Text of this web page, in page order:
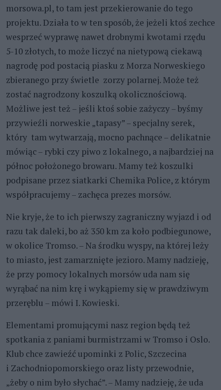
morsowa.pl, to tam jest przekierowanie do tego
projektu. Działa to w ten sposób, że jeżeli ktoś zechce
wesprzeć wyprawę nawet drobnymi kwotami rzędu
5-10 złotych, to może liczyć na nietypową ciekawą
nagrodę pod postacią piasku z Morza Norweskiego
zbieranego przy świetle zorzy polarnej. Może też
zostać nagrodzony koszulką okolicznościową.
Możliwe jest też – jeśli ktoś sobie zażyczy – byśmy
przywieźli norweskie „tapasy” – specjalny serek,
który tam wytwarzają, mocno pachnące – delikatnie
mówiąc – rybki czy piwo z lokalnego, a najbardziej na
północ położonego browaru. Mamy też koszulki
podpisane przez siatkarki Chemika Police, z którym
współpracujemy – zachęca prezes morsów.
Nie kryje, że to ich pierwszy zagraniczny wyjazd i od
razu tak daleki, bo aż 350 km za koło podbiegunowe,
w okolice Tromso. – Na środku wyspy, na której leży
to miasto, jest zamarznięte jezioro. Mamy nadzieję,
że przy pomocy lokalnych morsów uda nam się
wyrąbać na nim krę i wykąpiemy się w prawdziwym
przeręblu – mówi I. Kowieski.
Elementami promującymi nasz region będą też
spotkania z paniami burmistrzami w Tromso i Oslo.
Klub chce zawieźć upominki z Polic, Szczecina
i Zachodniopomorskiego oraz listy przewodnie,
„żeby o nim było słychać”. – Mamy nadzieję, że uda